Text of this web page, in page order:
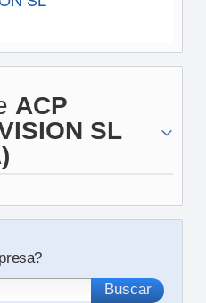
ACP
SL